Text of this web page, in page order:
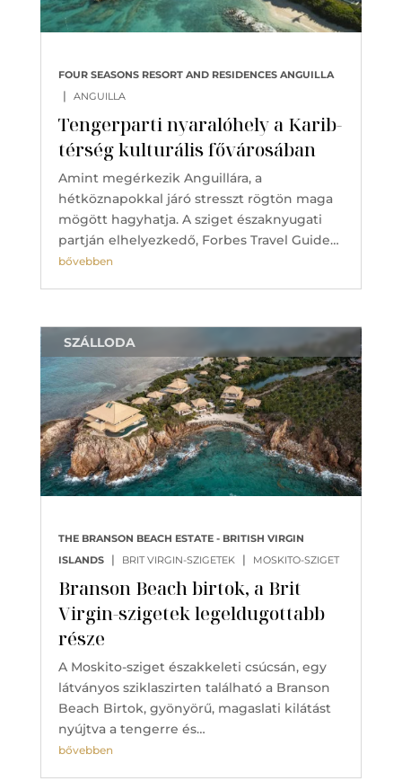
Tengerparti nyaralóhely a Karib-
térség kulturális fővárosában
FOUR SEASONS RESORT AND RESIDENCES ANGUILLA
| ANGUILLA
Amint megérkezik Anguillára, a
hétköznapokkal járó stresszt rögtön maga
mögött hagyhatja. A sziget északnyugati
partján elhelyezkedő, Forbes Travel Guide…
bővebben
Branson Beach birtok, a Brit
Virgin-szigetek legeldugottabb
része
THE BRANSON BEACH ESTATE - BRITISH VIRGIN
ISLANDS
| BRIT VIRGIN-SZIGETEK | MOSKITO-SZIGET
SZÁLLODA
A Moskito-sziget északkeleti csúcsán, egy
látványos sziklaszirten található a Branson
Beach Birtok, gyönyörű, magaslati kilátást
nyújtva a tengerre és…
bővebben